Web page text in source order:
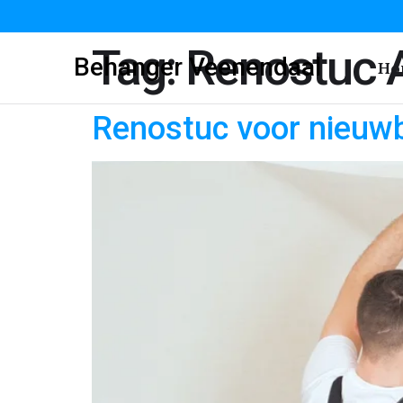
Behanger Veenendaal
Tag:Renostuc
Renostuc voor